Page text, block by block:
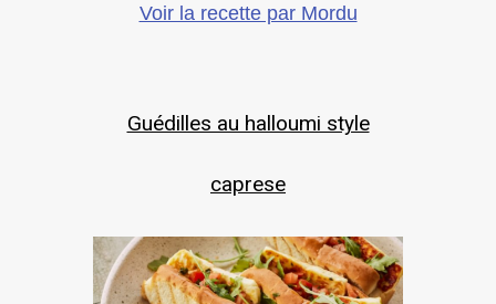
Voir la recette par Mordu
Guédilles au halloumi style
caprese